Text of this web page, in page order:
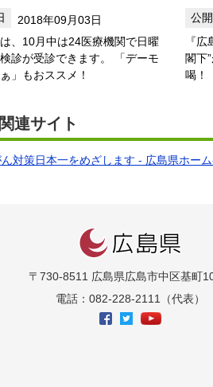
2018年09月03日
、10月中は24医療機関で日曜
診が受診できます。 「デーモ
」もおススメ！
『
閣下
喝！
関連サイト
対策日本一をめざします - 広島県ホー
〒730-8511 広島県広島市中区基町
電話：082-228-2111（代表）